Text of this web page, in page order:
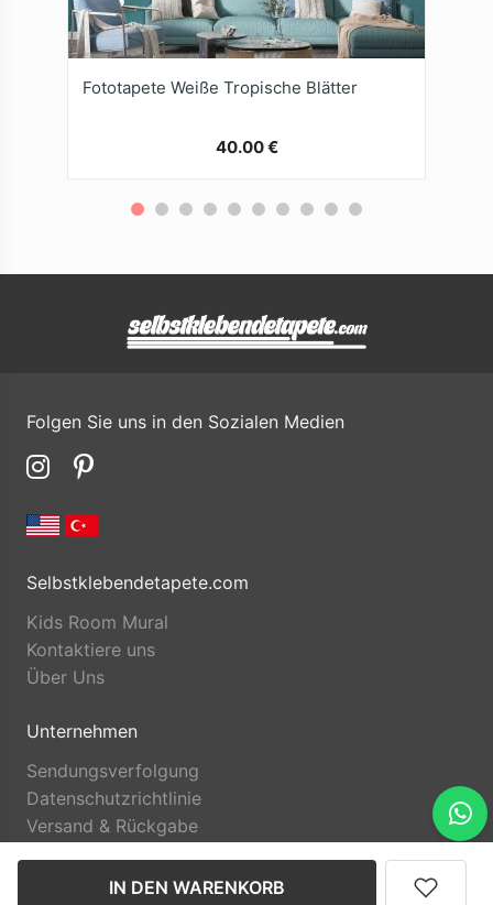
IN DEN WARENKORB
Fototapete Weiße Tropische Blätter
40.00 €
Folgen Sie uns in den Sozialen Medien
Selbstklebendetapete.com
Kids Room Mural
Kontaktiere uns
Über Uns
Unternehmen
Sendungsverfolgung
Datenschutzrichtlinie
Versand & Rückgabe